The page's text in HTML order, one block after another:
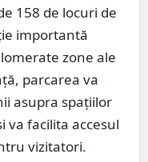
158 de locuri de
importantă
zone ale
parcarea va
asupra spațiilor
va facilita accesul
vizitatori.